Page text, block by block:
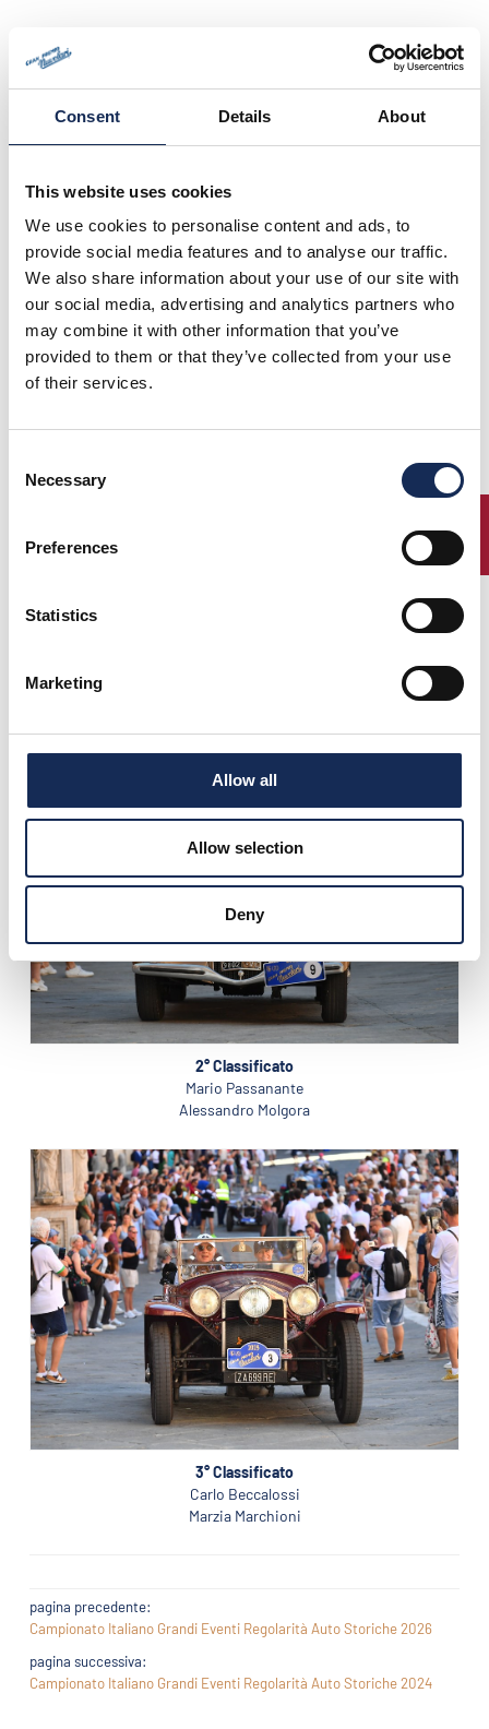
Consent Details About
This website uses cookies
We use cookies to personalise content and ads, to
provide social media features and to analyse our traffic.
We also share information about your use of our site with
our social media, advertising and analytics partners who
may combine it with other information that you’ve
provided to them or that they’ve collected from your use
of their services.
Selection
Necessary
Preferences
Statistics
Marketing
Allow all
Allow selection
Deny
35° GRAN PREMIO NUVOLARI - MANTOVA 2025
TARGA FLORIO CLASSICA
2° Classificato
Mario Passanante
Alessandro Molgora
3° Classificato
Carlo Beccalossi
Marzia Marchioni
pagina precedente:
Campionato Italiano Grandi Eventi Regolarità Auto Storiche 2026
pagina successiva:
Campionato Italiano Grandi Eventi Regolarità Auto Storiche 2024
ENTRY